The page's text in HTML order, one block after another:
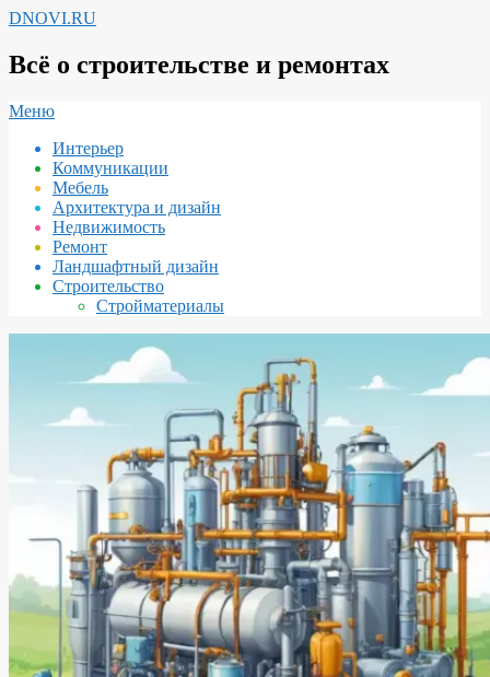
Перейти
содержимому
DNOVI.RU
Всё о строительстве и ремонтах
Вторичное
навигации
Меню
Интерьер
Коммуникации
Мебель
Архитектура и дизайн
Недвижимость
Ремонт
Ландшафтный дизайн
Строительство
Стройматериалы